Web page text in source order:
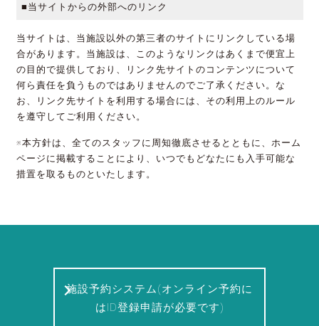
■当サイトからの外部へのリンク
当サイトは、当施設以外の第三者のサイトにリンクしている場
合があります。当施設は、このようなリンクはあくまで便宜上
の目的で提供しており、リンク先サイトのコンテンツについて
何ら責任を負うものではありませんのでご了承ください。な
お、リンク先サイトを利用する場合には、その利用上のルール
を遵守してご利用ください。
※本方針は、全てのスタッフに周知徹底させるとともに、ホーム
ページに掲載することにより、いつでもどなたにも入手可能な
措置を取るものといたします。
施設予約システム(オンライン予約に
はID登録申請が必要です)